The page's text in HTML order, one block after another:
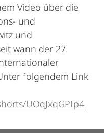
Video über die
und
und
wann der 27.
folgendem Link
UOqJxqGPIp4